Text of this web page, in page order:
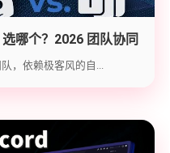
哪个？2026 团队协同
，依赖极客风的自...